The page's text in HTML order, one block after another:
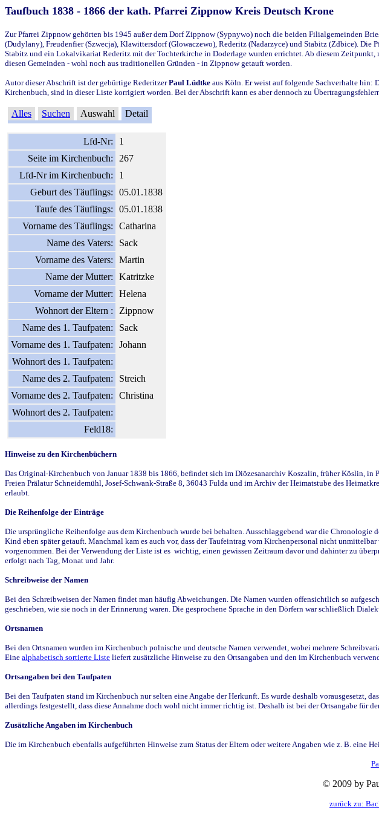
Taufbuch 1838 - 1866 der kath. Pfarrei Zippnow Kreis Deutsch Krone
Zur Pfarrei Zippnow gehörten bis 1945 außer dem Dorf Zippnow (Sypnywo) noch die beiden Filialgemeinden
(Dudylany), Freudenfier (Szwecja), Klawittersdorf (Glowaczewo), Rederitz (Nadarzyce) und Stabitz (Zdbice).
Stabitz und ein Lokalvikariat Rederitz mit der Tochterkirche in Doderlage wurden errichtet. Ab diesem
diesen Gemeinden - wohl noch aus traditionellen Gründen - in Zippnow getauft worden.
Autor dieser Abschrift ist der gebürtige RederitzerPaul Lüdtke aus Köln. Er weist auf folgende Sachverhalte
Kirchenbuch, sind in dieser Liste korrigiert worden. Bei der Abschrift kann es aber dennoch zu
Alles Suchen Auswahl Detail
Lfd-Nr:
1
Seite im Kirchenbuch:
267
Lfd-Nr im Kirchenbuch:
1
Geburt des Täuflings:
05.01.1838
Taufe des Täuflings:
05.01.1838
Vorname des Täuflings:
Catharina
Name des Vaters:
Sack
Vorname des Vaters:
Martin
Name der Mutter:
Katritzke
Vorname der Mutter:
Helena
Wohnort der Eltern :
Zippnow
Name des 1. Taufpaten:
Sack
Vorname des 1. Taufpaten:
Johann
Wohnort des 1. Taufpaten:
Name des 2. Taufpaten:
Streich
Vorname des 2. Taufpaten:
Christina
Wohnort des 2. Taufpaten:
Feld18:
Hinweise zu den Kirchenbüchern
Das Original-Kirchenbuch von Januar 1838 bis 1866, befindet sich im Diözesanarchiv Koszalin, früher Köslin,
Freien Prälatur Schneidemühl, Josef-Schwank-Straße 8, 36043 Fulda und im Archiv der Heimatstube des
erlaubt.
Die Reihenfolge der Einträge
Die ursprüngliche Reihenfolge aus dem Kirchenbuch wurde bei behalten. Ausschlaggebend war die
Kind eben später getauft. Manchmal kam es auch vor, dass der Taufeintrag vom Kirchenpersonal nicht
vorgenommen. Bei der Verwendung der Liste ist es wichtig, einen gewissen Zeitraum davor und dahinter zu
erfolgt nach Tag, Monat und Jahr.
Schreibweise der Namen
Bei den Schreibweisen der Namen findet man häufig Abweichungen. Die Namen wurden offensichtlich so
geschrieben, wie sie noch in der Erinnerung waren. Die gesprochene Sprache in den Dörfern war schließlich
Ortsnamen
Bei den Ortsnamen wurden im Kirchenbuch polnische und deutsche Namen verwendet, wobei mehrere
Eine alphabetisch sortierte Liste liefert zusätzliche Hinweise zu den Ortsangaben und den im Kirchenbuch
Ortsangaben bei den Taufpaten
Bei den Taufpaten stand im Kirchenbuch nur selten eine Angabe der Herkunft. Es wurde deshalb vorausgesetzt,
allerdings festgestellt, dass diese Annahme doch wohl nicht immer richtig ist. Deshalb ist bei der Ortsangabe für
Zusätzliche Angaben im Kirchenbuch
Die im Kirchenbuch ebenfalls aufgeführten Hinweise zum Status der Eltern oder weitere Angaben wie z. B. eine
© 2009 by
zurück zu: